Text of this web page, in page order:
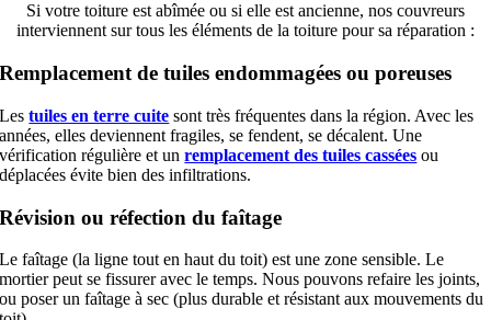
Si votre toiture est abîmée ou si elle est ancienne, nos couvreurs
interviennent sur tous les éléments de la toiture pour sa réparation :
Remplacement de tuiles endommagées ou poreuses
Lestuiles en terre cuite sont très fréquentes dans la région. Avec les
années, elles deviennent fragiles, se fendent, se décalent. Une
vérification régulière et unremplacement des tuiles cassées ou
déplacées évite bien des infiltrations.
Révision ou réfection du faîtage
Le faîtage (la ligne tout en haut du toit) est une zone sensible. Le
mortier peut se fissurer avec le temps. Nous pouvons refaire les joints,
ou poser un faîtage à sec (plus durable et résistant aux mouvements du